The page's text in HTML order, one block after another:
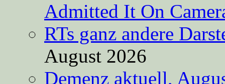
Admitted It On
RTs ganz andere
August 2026
Demenz aktuell,